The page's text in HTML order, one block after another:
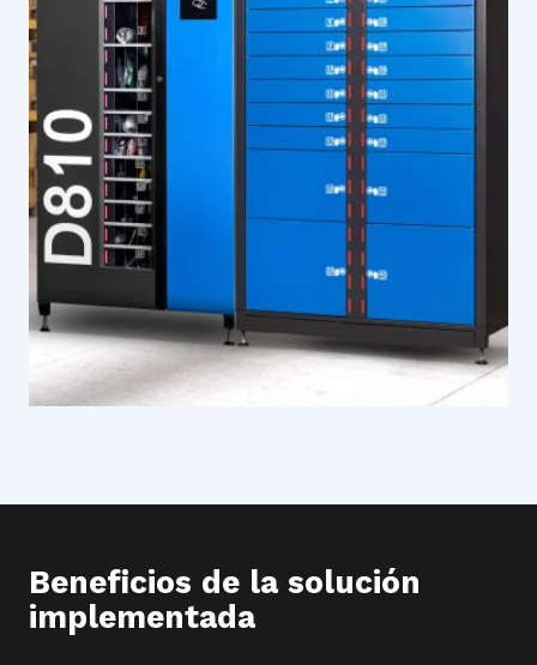
Beneficios de la solución
implementada